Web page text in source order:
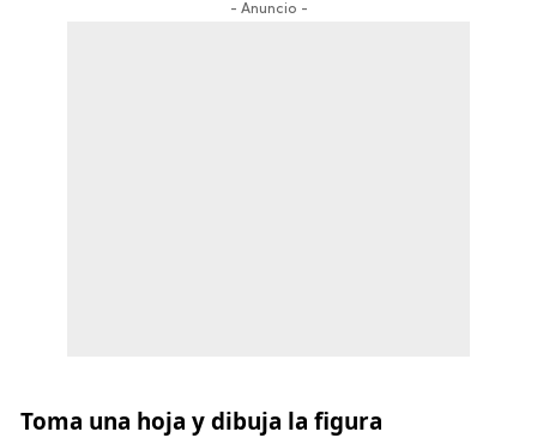
- Anuncio -
Toma una hoja y dibuja la figura